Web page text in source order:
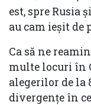
est, spre Rusia
au cam ieșit de
Ca să ne
multe locuri în
alegerilor de la
divergențe în